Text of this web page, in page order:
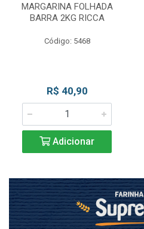
MARGARINA FOLHADA
BARRA 2KG RICCA
Código: 5468
R$ 40,90
Adicionar